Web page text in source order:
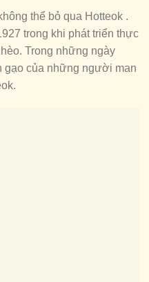
thể bỏ qua Hotteok .
trong khi phát triển thực
Trong những ngày
gạo của những người man